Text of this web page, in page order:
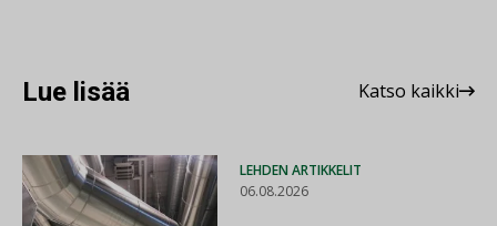
Lue lisää Katso kaikki
LEHDEN ARTIKKELIT
06.08.2026